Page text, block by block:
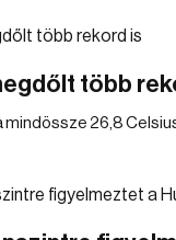
több
mindössze 26,8